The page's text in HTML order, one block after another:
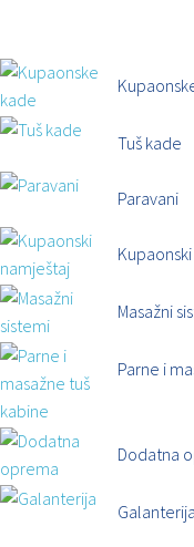
Tuš kade
Paravani
Masažni
Parne i
Dodatna
Galanterija